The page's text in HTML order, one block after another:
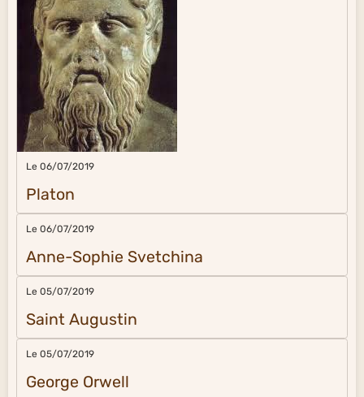
Le 06/07/2019
Platon
Le 06/07/2019
Anne-Sophie Svetchina
Le 05/07/2019
Saint Augustin
Le 05/07/2019
George Orwell